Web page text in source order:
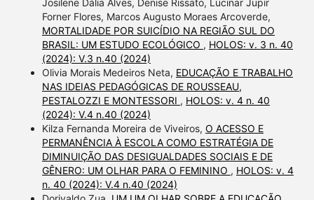
Josilene Dália Alves, Denise Rissato, Lucinar Jupir
Forner Flores, Marcos Augusto Moraes Arcoverde,
MORTALIDADE POR SUICÍDIO NA REGIÃO SUL DO
BRASIL: UM ESTUDO ECOLÓGICO , HOLOS: v. 3 n. 40
(2024): V.3 n.40 (2024)
Olivia Morais Medeiros Neta, EDUCAÇÃO E TRABALHO
NAS IDEIAS PEDAGÓGICAS DE ROUSSEAU,
PESTALOZZI E MONTESSORI , HOLOS: v. 4 n. 40
(2024): V.4 n.40 (2024)
Kilza Fernanda Moreira de Viveiros, O ACESSO E
PERMANÊNCIA À ESCOLA COMO ESTRATÉGIA DE
DIMINUIÇÃO DAS DESIGUALDADES SOCIAIS E DE
GÊNERO: UM OLHAR PARA O FEMININO , HOLOS: v. 4
n. 40 (2024): V.4 n.40 (2024)